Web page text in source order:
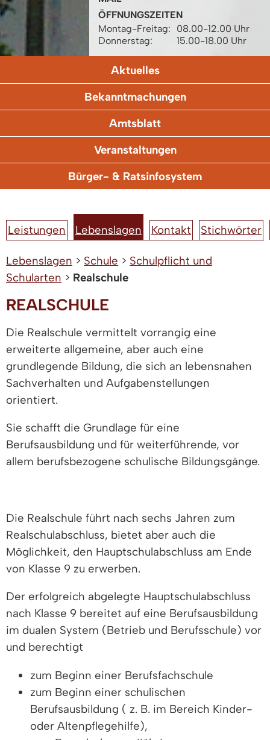
ÖFFNUNGSZEITEN
Montag-Freitag:
08.00-12.00 Uhr
Donnerstag:
15.00-18.00 Uhr
Aktuelles
Bekanntmachungen
Amtsblatt
Veranstaltungen
Bürger- & Ratsinfosystem
Leistungen Lebenslagen Kontakt Stichwörter
Lebenslagen > Schule > Schulpflicht und
Schularten > Realschule
REALSCHULE
Die Realschule vermittelt vorrangig eine
erweiterte allgemeine, aber auch eine
grundlegende Bildung, die sich an lebensnahen
Sachverhalten und Aufgabenstellungen
orientiert.
Sie schafft die Grundlage für eine
Berufsausbildung und für weiterführende, vor
allem berufsbezogene schulische Bildungsgänge.
Die Realschule führt nach sechs Jahren zum
Realschulabschluss, bietet aber auch die
Möglichkeit, den Hauptschulabschluss am Ende
von Klasse 9 zu erwerben.
Der erfolgreich abgelegte Hauptschulabschluss
nach Klasse 9 bereitet auf eine Berufsausbildung
im dualen System (Betrieb und Berufsschule) vor
und berechtigt
zum Beginn einer Berufsfachschule
zum Beginn einer schulischen
Berufsausbildung ( z. B. im Bereich Kinder-
oder Altenpflegehilfe),